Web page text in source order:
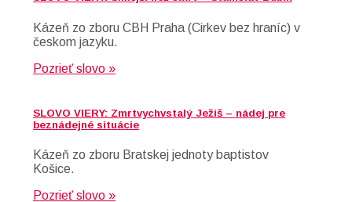
Kázeň zo zboru CBH Praha (Cirkev bez hraníc) v
českom jazyku.
Pozrieť slovo »
SLOVO VIERY: Zmrtvychvstalý Ježiš – nádej pre
beznádejné situácie
Kázeň zo zboru Bratskej jednoty baptistov
Košice.
Pozrieť slovo »